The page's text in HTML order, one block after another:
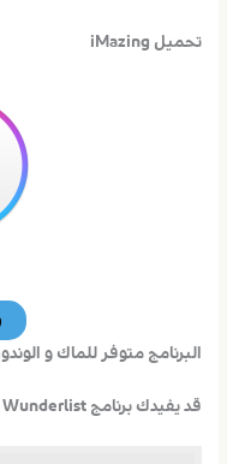
تحميل iMazing
البرنامج متوفر للماك و
قد يفيدك برنامج Wunderlist